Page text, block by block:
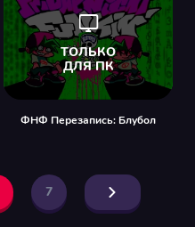
ФНФ Перезапись: Блубол
7